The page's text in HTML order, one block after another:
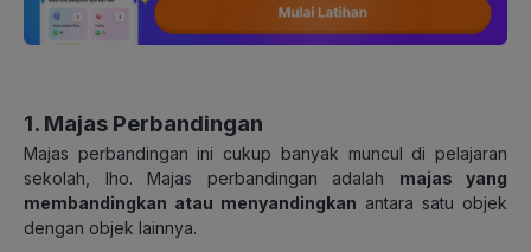
1. Majas Perbandingan
Majas perbandingan ini cukup banyak muncul di pelajaran
sekolah, lho. Majas perbandingan adalah majas yang
membandingkan atau menyandingkan antara satu objek
dengan objek lainnya.